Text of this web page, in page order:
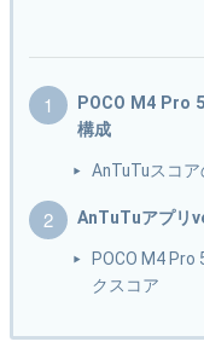
POCO M4 Pro
構成
AnTuTuスコ
AnTuTuアプリ
POCO M4
クスコア